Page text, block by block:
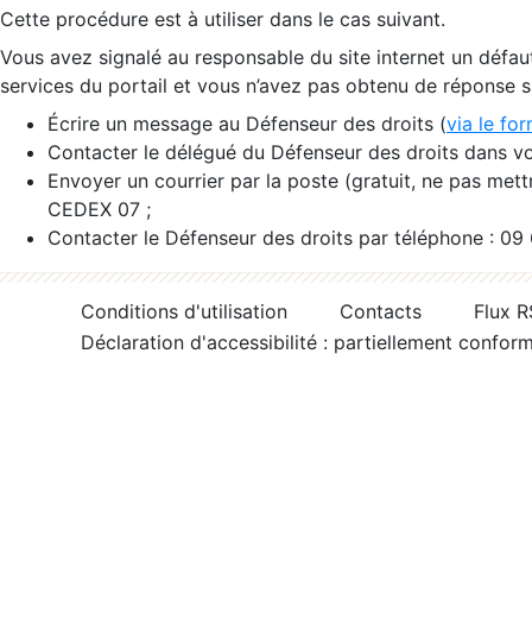
Cette procédure est à utiliser dans le cas suivant.
Vous avez signalé au responsable du site internet un
services du portail et vous n’avez pas obtenu de réponse
Écrire un message au Défenseur des droits (via le
Contacter le délégué du Défenseur des droits dans
Envoyer un courrier par la poste (gratuit, ne pas
CEDEX 07 ;
Contacter le Défenseur des droits par téléphone :
Conditions d'utilisation Contacts
Flux
Déclaration d'accessibilité : partiellement